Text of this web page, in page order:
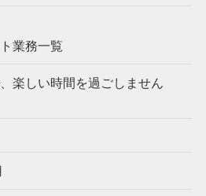
業務一覧
楽しい時間を過ごしません